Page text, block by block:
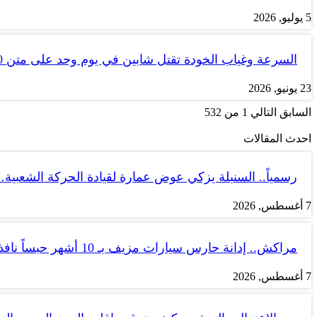
5 يوليو, 2026
السرعة وغياب الخودة تقتل شابين في يوم وحد على متن tank 50
23 يونيو, 2026
السابق التالي 1 من 532
احدث المقالات
رسمياً.. السنبلة يزكي عوض عمارة لقيادة الحركة
7 أغسطس, 2026
مراكش.. إدانة حارس سيارات مزيف بـ 10 أشهر حبساً نافذاً
7 أغسطس, 2026